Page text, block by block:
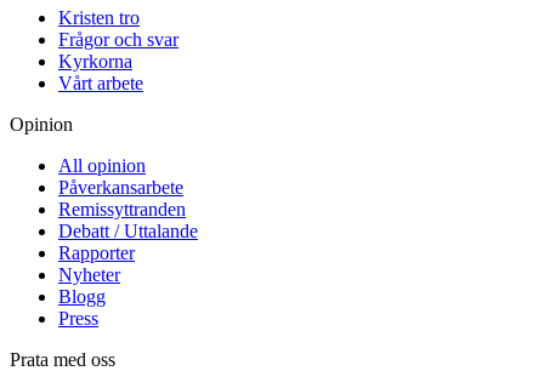
Kristen tro
Frågor och svar
Kyrkorna
Vårt arbete
Opinion
All opinion
Påverkansarbete
Remissyttranden
Debatt / Uttalande
Rapporter
Nyheter
Blogg
Press
Prata med oss